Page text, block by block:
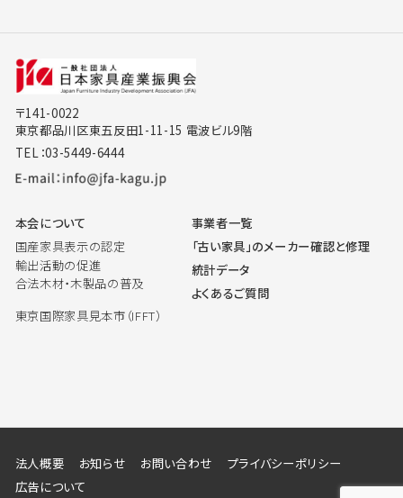
〒141-0022
東京都品川区東五反田1-11-15 電波ビル9階
TEL：03-5449-6444
本会について
国産家具表示の認定
輸出活動の促進
合法木材・木製品の普及
東京国際家具見本市（IFFT）
事業者一覧
「古い家具」のメーカー確認と修理
統計データ
よくあるご質問
法人概要 お知らせ お問い合わせ
プライバシーポリシー
広告について